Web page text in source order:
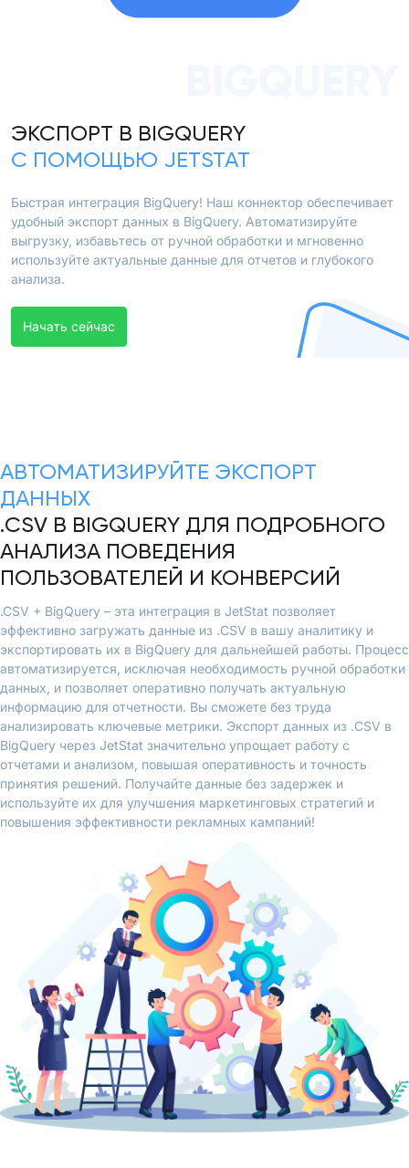
ЭКСПОРТ В BIGQUERY
С ПОМОЩЬЮ JETSTAT
Быстрая интеграция BigQuery! Наш коннектор обеспечивает
удобный экспорт данных в BigQuery. Автоматизируйте
выгрузку, избавьтесь от ручной обработки и мгновенно
используйте актуальные данные для отчетов и глубокого
анализа.
Начать сейчас
АВТОМАТИЗИРУЙТЕ ЭКСПОРТ
ДАННЫХ
.CSV В BIGQUERY ДЛЯ ПОДРОБНОГО
АНАЛИЗА ПОВЕДЕНИЯ
ПОЛЬЗОВАТЕЛЕЙ И КОНВЕРСИЙ
.CSV + BigQuery – эта интеграция в JetStat позволяет
эффективно загружать данные из .CSV в вашу аналитику и
экспортировать их в BigQuery для дальнейшей работы. Процесс
автоматизируется, исключая необходимость ручной обработки
данных, и позволяет оперативно получать актуальную
информацию для отчетности. Вы сможете без труда
анализировать ключевые метрики. Экспорт данных из .CSV в
BigQuery через JetStat значительно упрощает работу с
отчетами и анализом, повышая оперативность и точность
принятия решений. Получайте данные без задержек и
используйте их для улучшения маркетинговых стратегий и
повышения эффективности рекламных кампаний!